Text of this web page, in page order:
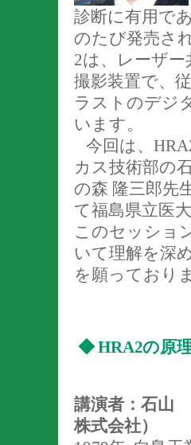
診断に有用で
のたび発売さ
2は、レーザ
撮影装置で、
ラストのデジ
います。
今回は、
カス技術部の
の森 隆三郎先
て福島県立医
このセッショ
いて理解を深
を願っており
◆HRA2の原
講演者：石山
株式会社）